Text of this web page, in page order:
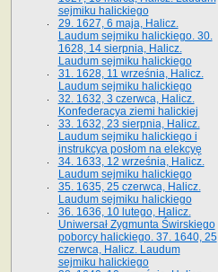
sejmiku halickiego
29. 1627, 6 maja, Halicz.
Laudum sejmiku halickiego. 30.
1628, 14 sierpnia, Halicz.
Laudum sejmiku halickiego
31. 1628, 11 września, Halicz.
Laudum sejmiku halickiego
32. 1632, 3 czerwca, Halicz.
Konfederacya ziemi halickiej
33. 1632, 23 sierpnia, Halicz.
Laudum sejmiku halickiego i
instrukcya posłom na elekcyę
34. 1633, 12 września, Halicz.
Laudum sejmiku halickiego
35. 1635, 25 czerwca, Halicz.
Laudum sejmiku halickiego
36. 1636, 10 lutego, Halicz.
Uniwersał Zygmunta Świrskiego
poborcy halickiego. 37. 1640, 25
czerwca, Halicz. Laudum
sejmiku halickiego